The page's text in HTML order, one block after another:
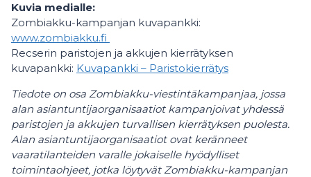
Kuvia medialle:
Zombiakku-kampanjan kuvapankki:
www.zombiakku.fi
Recserin paristojen ja akkujen kierrätyksen
kuvapankki: Kuvapankki – Paristokierrätys
Tiedote on osa Zombiakku-viestintäkampanjaa, jossa
alan asiantuntijaorganisaatiot kampanjoivat yhdessä
paristojen ja akkujen turvallisen kierrätyksen puolesta.
Alan asiantuntijaorganisaatiot ovat keränneet
vaaratilanteiden varalle jokaiselle hyödylliset
toimintaohjeet, jotka löytyvät Zombiakku-kampanjan